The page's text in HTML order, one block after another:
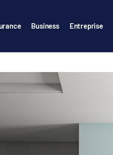
Business Entreprise